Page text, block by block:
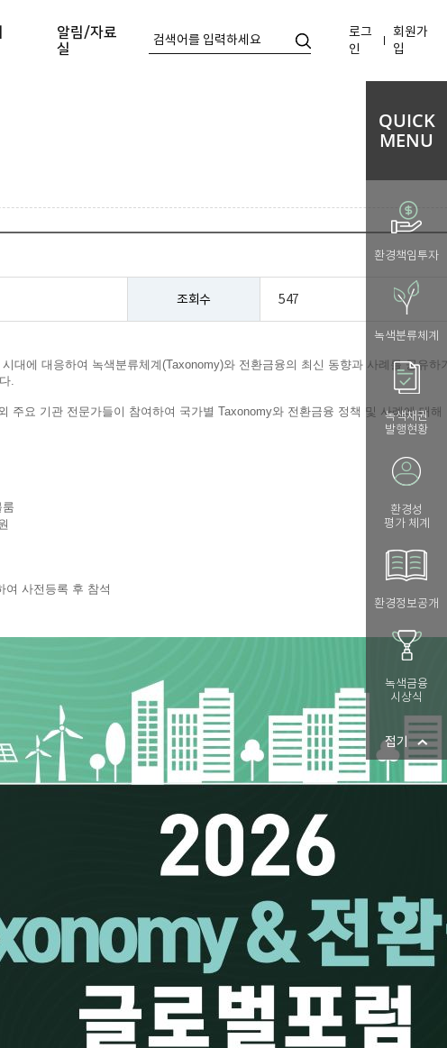
알림/자료
실
로그
인
회원가
입
조회수 547
QUICK
MENU
환경책임투자
녹색분류체계
녹색채권
발행현황
환경성
평가 체계
환경정보공개
녹색금융
시상식
접기